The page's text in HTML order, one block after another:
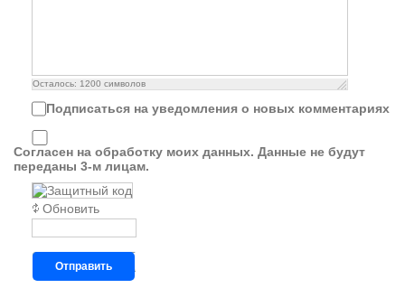
Осталось: 1200 символов
Подписаться на уведомления о новых комментариях
Согласен на обработку моих данных. Данные не будут
переданы 3-м лицам.
Обновить
Отправить